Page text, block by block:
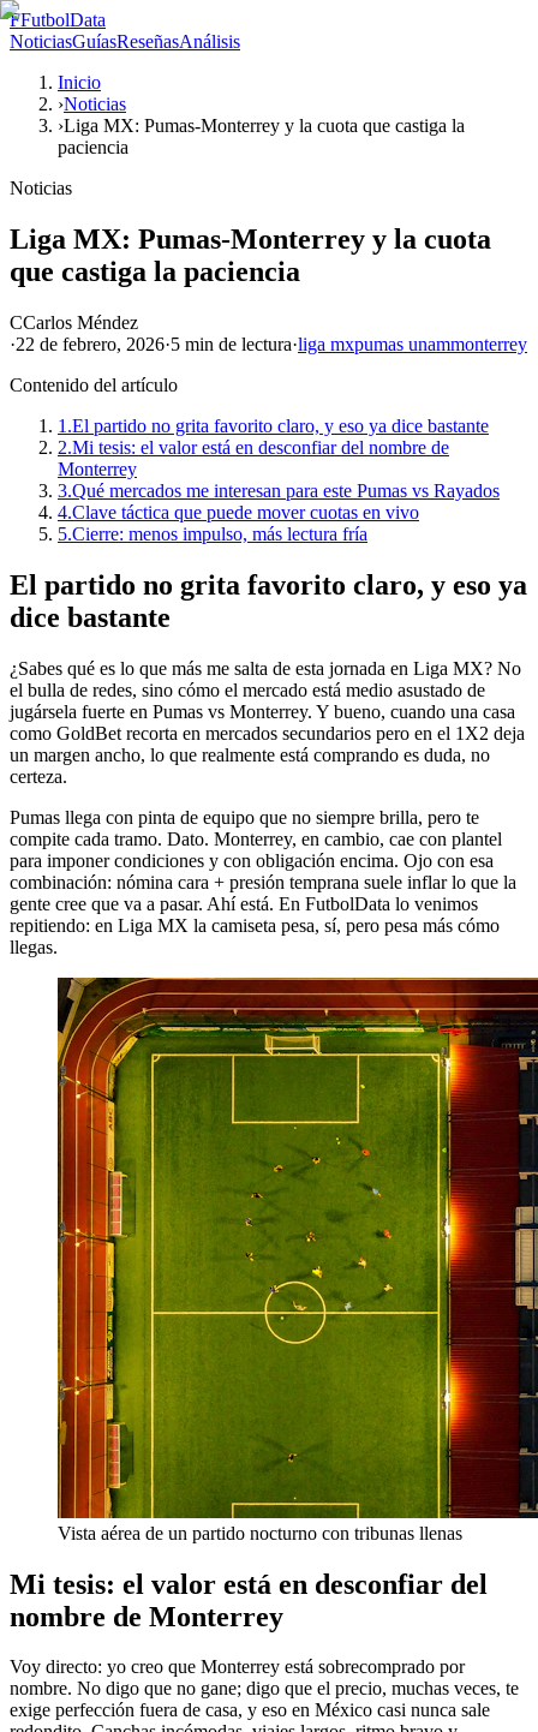
FFutbolData
NoticiasGuíasReseñasAnálisis
Inicio
›Noticias
›Liga MX: Pumas-Monterrey y la cuota que castiga la
paciencia
Noticias
Liga MX: Pumas-Monterrey y la cuota
que castiga la paciencia
CCarlos Méndez
·22 de febrero, 2026·5 min de lectura·liga mxpumas unammonterrey
Contenido del artículo
1.El partido no grita favorito claro, y eso ya dice bastante
2.Mi tesis: el valor está en desconfiar del nombre de
Monterrey
3.Qué mercados me interesan para este Pumas vs Rayados
4.Clave táctica que puede mover cuotas en vivo
5.Cierre: menos impulso, más lectura fría
El partido no grita favorito claro, y eso ya
dice bastante
¿Sabes qué es lo que más me salta de esta jornada en Liga MX? No
el bulla de redes, sino cómo el mercado está medio asustado de
jugársela fuerte en Pumas vs Monterrey. Y bueno, cuando una casa
como GoldBet recorta en mercados secundarios pero en el 1X2 deja
un margen ancho, lo que realmente está comprando es duda, no
certeza.
Pumas llega con pinta de equipo que no siempre brilla, pero te
compite cada tramo. Dato. Monterrey, en cambio, cae con plantel
para imponer condiciones y con obligación encima. Ojo con esa
combinación: nómina cara + presión temprana suele inflar lo que la
gente cree que va a pasar. Ahí está. En FutbolData lo venimos
repitiendo: en Liga MX la camiseta pesa, sí, pero pesa más cómo
llegas.
Vista aérea de un partido nocturno con tribunas llenas
Mi tesis: el valor está en desconfiar del
nombre de Monterrey
Voy directo: yo creo que Monterrey está sobrecomprado por
nombre. No digo que no gane; digo que el precio, muchas veces, te
exige perfección fuera de casa, y eso en México casi nunca sale